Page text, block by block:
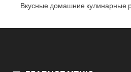
Вкусные домашние кулинарные